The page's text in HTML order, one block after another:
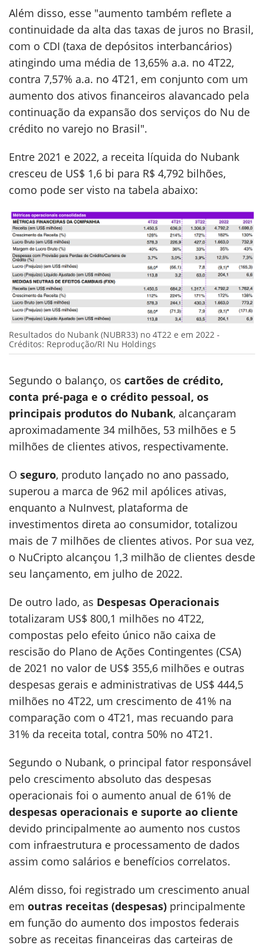
Além disso, esse "aumento também reflete a
continuidade da alta das taxas de juros no Brasil,
com o CDI (taxa de depósitos interbancários)
atingindo uma média de 13,65% a.a. no 4T22,
contra 7,57% a.a. no 4T21, em conjunto com um
aumento dos ativos financeiros alavancado pela
continuação da expansão dos serviços do Nu de
crédito no varejo no Brasil".
Entre 2021 e 2022, a receita líquida do Nubank
cresceu de US$ 1,6 bi para R$ 4,792 bilhões,
como pode ser visto na tabela abaixo:
Resultados do Nubank (NUBR33) no 4T22 e em 2022 -
Créditos: Reprodução/RI Nu Holdings
Segundo o balanço, os cartões de crédito,
conta pré-paga e o crédito pessoal, os
principais produtos do Nubank, alcançaram
aproximadamente 34 milhões, 53 milhões e 5
milhões de clientes ativos, respectivamente.
O seguro, produto lançado no ano passado,
superou a marca de 962 mil apólices ativas,
enquanto a NuInvest, plataforma de
investimentos direta ao consumidor, totalizou
mais de 7 milhões de clientes ativos. Por sua vez,
o NuCripto alcançou 1,3 milhão de clientes desde
seu lançamento, em julho de 2022.
De outro lado, as Despesas Operacionais
totalizaram US$ 800,1 milhões no 4T22,
compostas pelo efeito único não caixa de
rescisão do Plano de Ações Contingentes (CSA)
de 2021 no valor de US$ 355,6 milhões e outras
despesas gerais e administrativas de US$ 444,5
milhões no 4T22, um crescimento de 41% na
comparação com o 4T21, mas recuando para
31% da receita total, contra 50% no 4T21.
Segundo o Nubank, o principal fator responsável
pelo crescimento absoluto das despesas
operacionais foi o aumento anual de 61% de
despesas operacionais e suporte ao cliente
devido principalmente ao aumento nos custos
com infraestrutura e processamento de dados
assim como salários e benefícios correlatos.
Além disso, foi registrado um crescimento anual
em outras receitas (despesas) principalmente
em função do aumento dos impostos federais
sobre as receitas financeiras das carteiras de